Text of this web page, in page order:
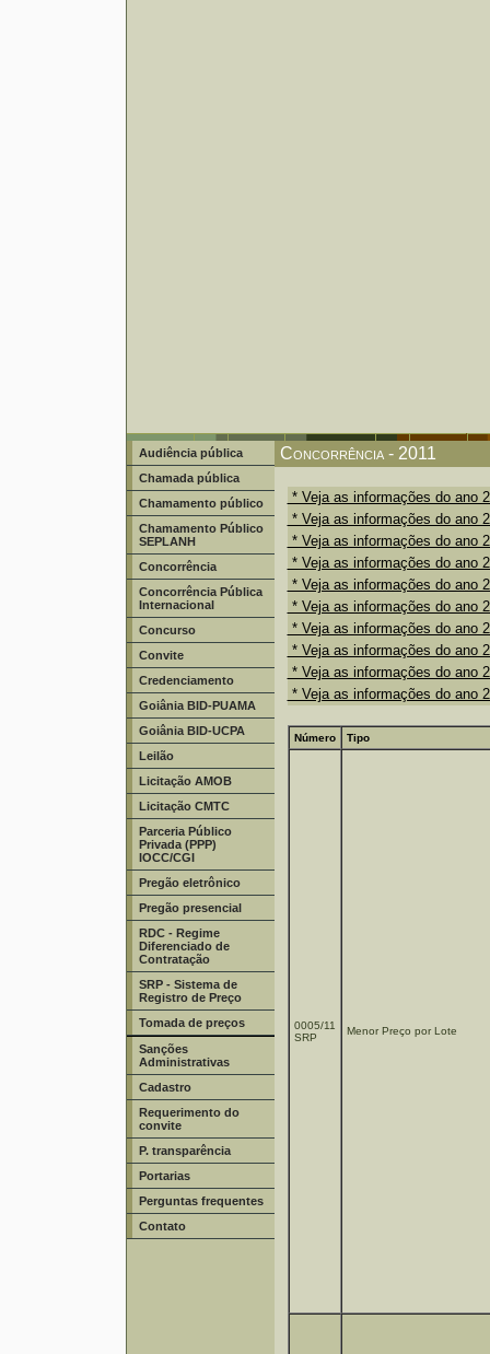
Audiência pública
Chamada pública
Chamamento público
Chamamento Público
SEPLANH
Concorrência
Concorrência Pública
Internacional
Concurso
Convite
Credenciamento
Goiânia BID-PUAMA
Goiânia BID-UCPA
Leilão
Licitação AMOB
Licitação CMTC
Parceria Público
Privada (PPP)
IOCC/CGI
Pregão eletrônico
Pregão presencial
RDC - Regime
Diferenciado de
Contratação
SRP - Sistema de
Registro de Preço
Tomada de preços
Sanções
Administrativas
Cadastro
Requerimento do
convite
P. transparência
Portarias
Perguntas frequentes
Contato
Concorrência - 2011
* Veja as informações do ano
* Veja as informações do ano
* Veja as informações do ano
* Veja as informações do ano
* Veja as informações do ano
* Veja as informações do ano
* Veja as informações do ano
* Veja as informações do ano
* Veja as informações do ano
* Veja as informações do ano
Número Tipo
0005/11
SRP
Menor Preço por Lote